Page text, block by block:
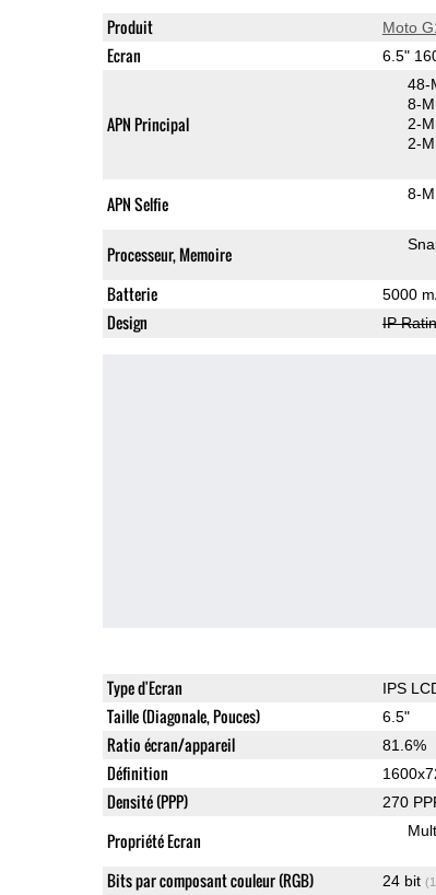
Produit Moto
Ecran 6.5"
APN Principal
48-
8-
2-
2-
APN Selfie 8-
Processeur, Memoire
Batterie 5000
Design IP
Type d'Ecran IPS
Taille (Diagonale, Pouces) 6.5"
Ratio écran/appareil 81.6%
Définition
Densité (PPP) 270
Propriété Ecran
Bits par composant couleur (RGB) 24 bit